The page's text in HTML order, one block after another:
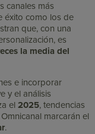
canales más
éxito como los de
que, con una
es
la media del
e incorporar
y el análisis
el2025, tendencias
marcarán el
.